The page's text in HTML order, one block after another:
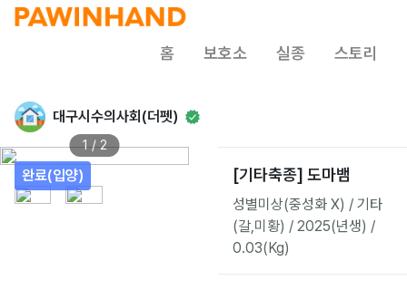
홈 보호소 실종 스토리
대구시수의사회(더펫)
완료(입양)
1 / 2
[기타축종] 도마뱀
성별미상(중성화 X) / 기타
(갈,미황) / 2025(년생) /
0.03(Kg)